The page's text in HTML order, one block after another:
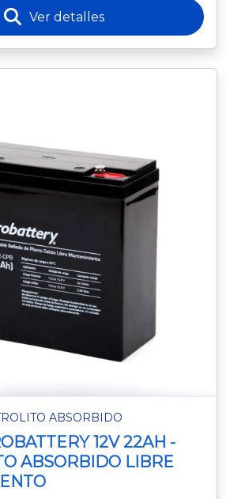
Ver detalles
ABSORBIDO
12V 22AH -
ABSORBIDO LIBRE